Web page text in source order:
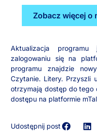
Zobacz więcej o
Aktualizacja programu
zalogowaniu się na
programu znajdzie
Czytanie. Litery. Przyszli
otrzymają dostęp do tego
dostępu na platformie
Udostępnij post